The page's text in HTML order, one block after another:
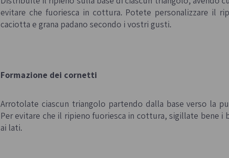
evitare che fuoriesca in cottura. Potete personalizzare il
caciotta e grana padano secondo i vostri gusti.
Formazione dei cornetti
Arrotolate ciascun triangolo partendo dalla base verso la
Per evitare che il ripieno fuoriesca in cottura, sigillate bene
ai lati.